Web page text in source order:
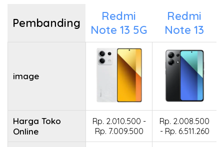
Pembanding
Redmi
Note 13 5G
Redmi
Note 13
image
Harga Toko
Online
Rp. 2.010.500 -
Rp. 7.009.500
Rp. 2.008.500
- Rp. 6.511.260